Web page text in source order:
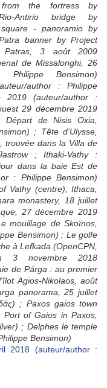
the fortress by
Antirio bridge by
- panoramio by
banner by Project
3 août 2009
de Missalonghi, 26
Bensimon)
author : Philippe
2019 (auteur/author :
29 décembre 2019
Départ de Nisis Oxia,
; Tête d’Ulysse,
trouvée dans la Villa de
; Ithaki-Vathy :
dans la baie Est de
: Philippe Bensimon)
Vathy (centre), Ithaca,
monastery, 18 juillet
27 décembre 2019
mouillage de Skoïnos,
Bensimon) ; Le golfe
à Lefkada (OpenCPN,
3 novembre 2018
de Párga : au premier
Agios-Nikolaos, août
panorama, 25 juillet
; Paxos gaios town
Port of Gaios in Paxos,
; Delphes le temple
Bensimon)